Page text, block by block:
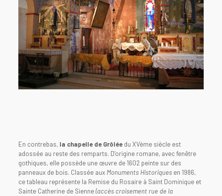
En contrebas,la chapelle de Grôlée du XVème siècle est
adossée au reste des remparts. D’origine romane, avec fenêtre
gothiques, elle possède une œuvre de 1602 peinte sur des
panneaux de bois. Classée aux Monuments Historiquesen 1986,
ce tableau représente la Remise du Rosaire à Saint Dominique et
Sainte Catherine de Sienne(accès croisement rue de la